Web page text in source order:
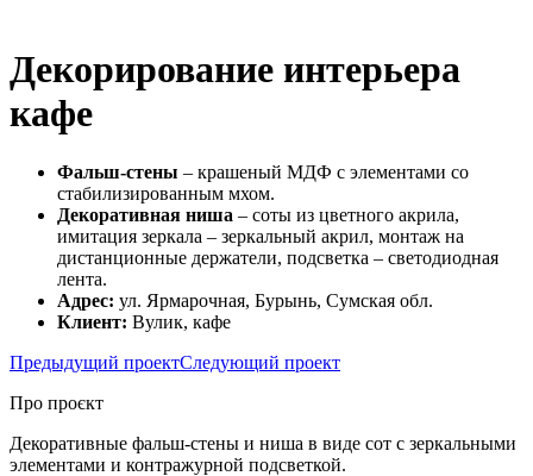
Декорирование интерьера
кафе
Фальш-стены – крашеный МДФ с элементами со
стабилизированным мхом.
Декоративная ниша – соты из цветного акрила,
имитация зеркала – зеркальный акрил, монтаж на
дистанционные держатели, подсветка – светодиодная
лента.
Адрес: ул. Ярмарочная, Бурынь, Сумская обл.
Клиент: Вулик, кафе
Предыдущий проектСледующий проект
Про проєкт
Декоративные фальш-стены и ниша в виде сот с зеркальными
элементами и контражурной подсветкой.